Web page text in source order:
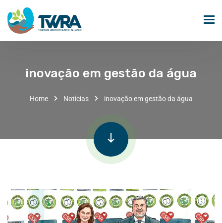
inovação em gestão da água
Home Notícias inovação em gestão da água